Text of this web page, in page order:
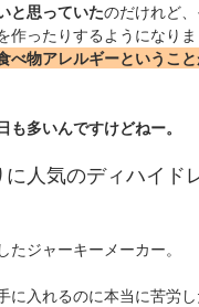
と思っていたのだけれど
作ったりするようになり
べ物アレルギーというこ
も多いんですけどねー。
人気のディハイド
ジャーキーメーカー。
に入れるのに本当に苦労